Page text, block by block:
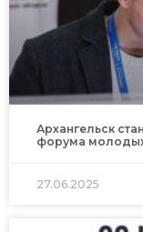
Архангельск
форума
27.06.2025